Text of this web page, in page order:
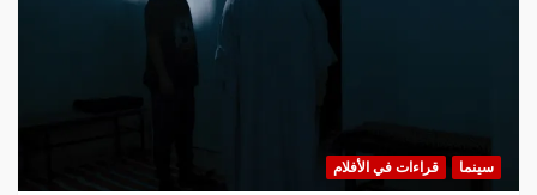
سينما قراءات في الأفلام